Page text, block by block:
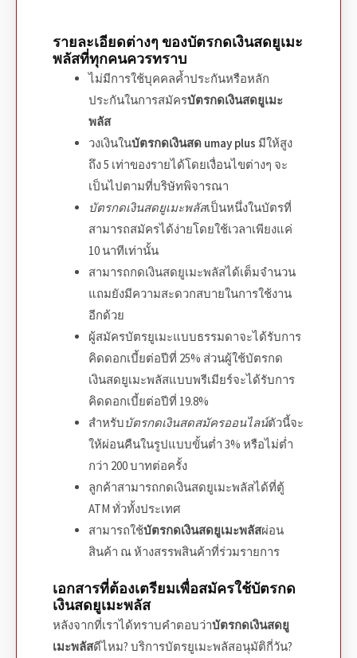
รายละเอียดต่างๆ ของบัตรกดเงินสดยูเมะ
พลัสที่ทุกคนควรทราบ
ไม่มีการใช้บุคคลค้ำประกันหรือหลัก
ประกันในการสมัครบัตรกดเงินสดยูเมะ
พลัส
วงเงินในบัตรกดเงินสด umay plus มีให้สูง
ถึง 5 เท่าของรายได้โดยเงื่อนไขต่างๆ จะ
เป็นไปตามที่บริษัทพิจารณา
บัตรกดเงินสดยูเมะพลัสเป็นหนึ่งในบัตรที่
สามารถสมัครได้ง่ายโดยใช้เวลาเพียงแค่
10 นาทีเท่านั้น
สามารถกดเงินสดยูเมะพลัสได้เต็มจำนวน
แถมยังมีความสะดวกสบายในการใช้งาน
อีกด้วย
ผู้สมัครบัตรยูเมะแบบธรรมดาจะได้รับการ
คิดดอกเบี้ยต่อปีที่ 25% ส่วนผู้ใช้บัตรกด
เงินสดยูเมะพลัสแบบพรีเมียร์จะได้รับการ
คิดดอกเบี้ยต่อปีที่ 19.8%
สำหรับบัตรกดเงินสดสมัครออนไลน์ตัวนี้จะ
ให้ผ่อนคืนในรูปแบบขั้นต่ำ 3% หรือไม่ต่ำ
กว่า 200 บาทต่อครั้ง
ลูกค้าสามารถกดเงินสดยูเมะพลัสได้ที่ตู้
ATM ทั่วทั้งประเทศ
สามารถใช้บัตรกดเงินสดยูเมะพลัสผ่อน
สินค้า ณ ห้างสรรพสินค้าที่ร่วมรายการ
เอกสารที่ต้องเตรียมเพื่อสมัครใช้บัตรกด
เงินสดยูเมะพลัส
หลังจากที่เราได้ทราบคำตอบว่าบัตรกดเงินสดยู
เมะพลัสดีไหม? บริการบัตรยูเมะพลัสอนุมัติกี่วัน?